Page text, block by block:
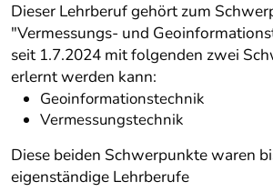
Dieser Lehrberuf gehört zum
"Vermessungs- und
seit 1.7.2024 mit folgenden zwei
erlernt werden kann:
Geoinformationstechnik
Vermessungstechnik
Diese beiden Schwerpunkte waren
eigenständige Lehrberufe